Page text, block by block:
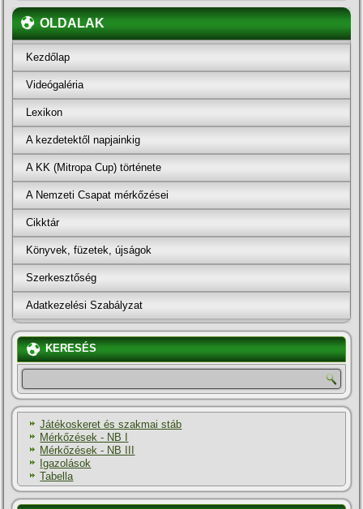
OLDALAK
Kezdőlap
Videógaléria
Lexikon
A kezdetektől napjainkig
A KK (Mitropa Cup) története
A Nemzeti Csapat mérkőzései
Cikktár
Könyvek, füzetek, újságok
Szerkesztőség
Adatkezelési Szabályzat
KERESÉS
Játékoskeret és szakmai stáb
Mérkőzések - NB I
Mérkőzések - NB III
Igazolások
Tabella